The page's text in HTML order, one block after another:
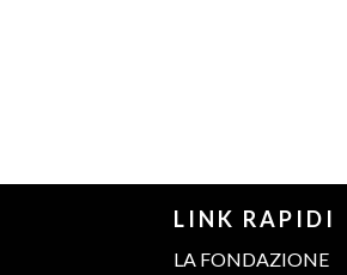
LINK RAPIDI
LA FONDAZIONE